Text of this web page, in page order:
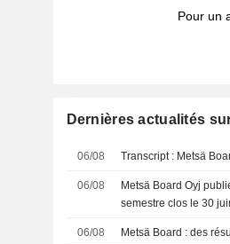
Pour un
Dernières actualités
06/08 Transcript : Metsä
06/08
Metsä Board Oyj
semestre clos le 30
06/08 Metsä Board : des